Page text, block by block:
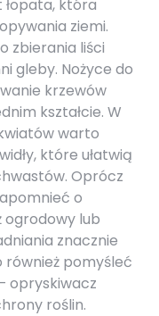
która
ziemi.
zbierania liści
gleby. Nożyce do
krzewów
kształcie. W
warto
które ułatwią
Oprócz
o
ogrodowy lub
znacznie
również pomyśleć
opryskiwacz
roślin.